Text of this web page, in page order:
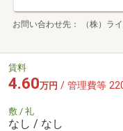
お問い合わせ先
（株）ラ
賃料
4.60万円 / 管理費等
敷 / 礼
なし / なし